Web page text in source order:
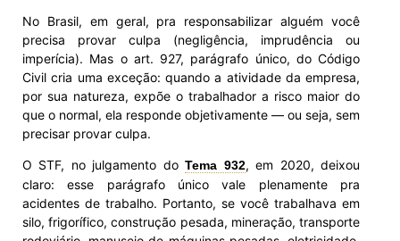
No Brasil, em geral, pra responsabilizar alguém você
precisa provar culpa (negligência, imprudência ou
imperícia). Mas o art. 927, parágrafo único, do Código
Civil cria uma exceção: quando a atividade da empresa,
por sua natureza, expõe o trabalhador a risco maior do
que o normal, ela responde objetivamente — ou seja, sem
precisar provar culpa.
O STF, no julgamento doTema 932, em 2020, deixou
claro: esse parágrafo único vale plenamente pra
acidentes de trabalho. Portanto, se você trabalhava em
silo, frigorífico, construção pesada, mineração, transporte